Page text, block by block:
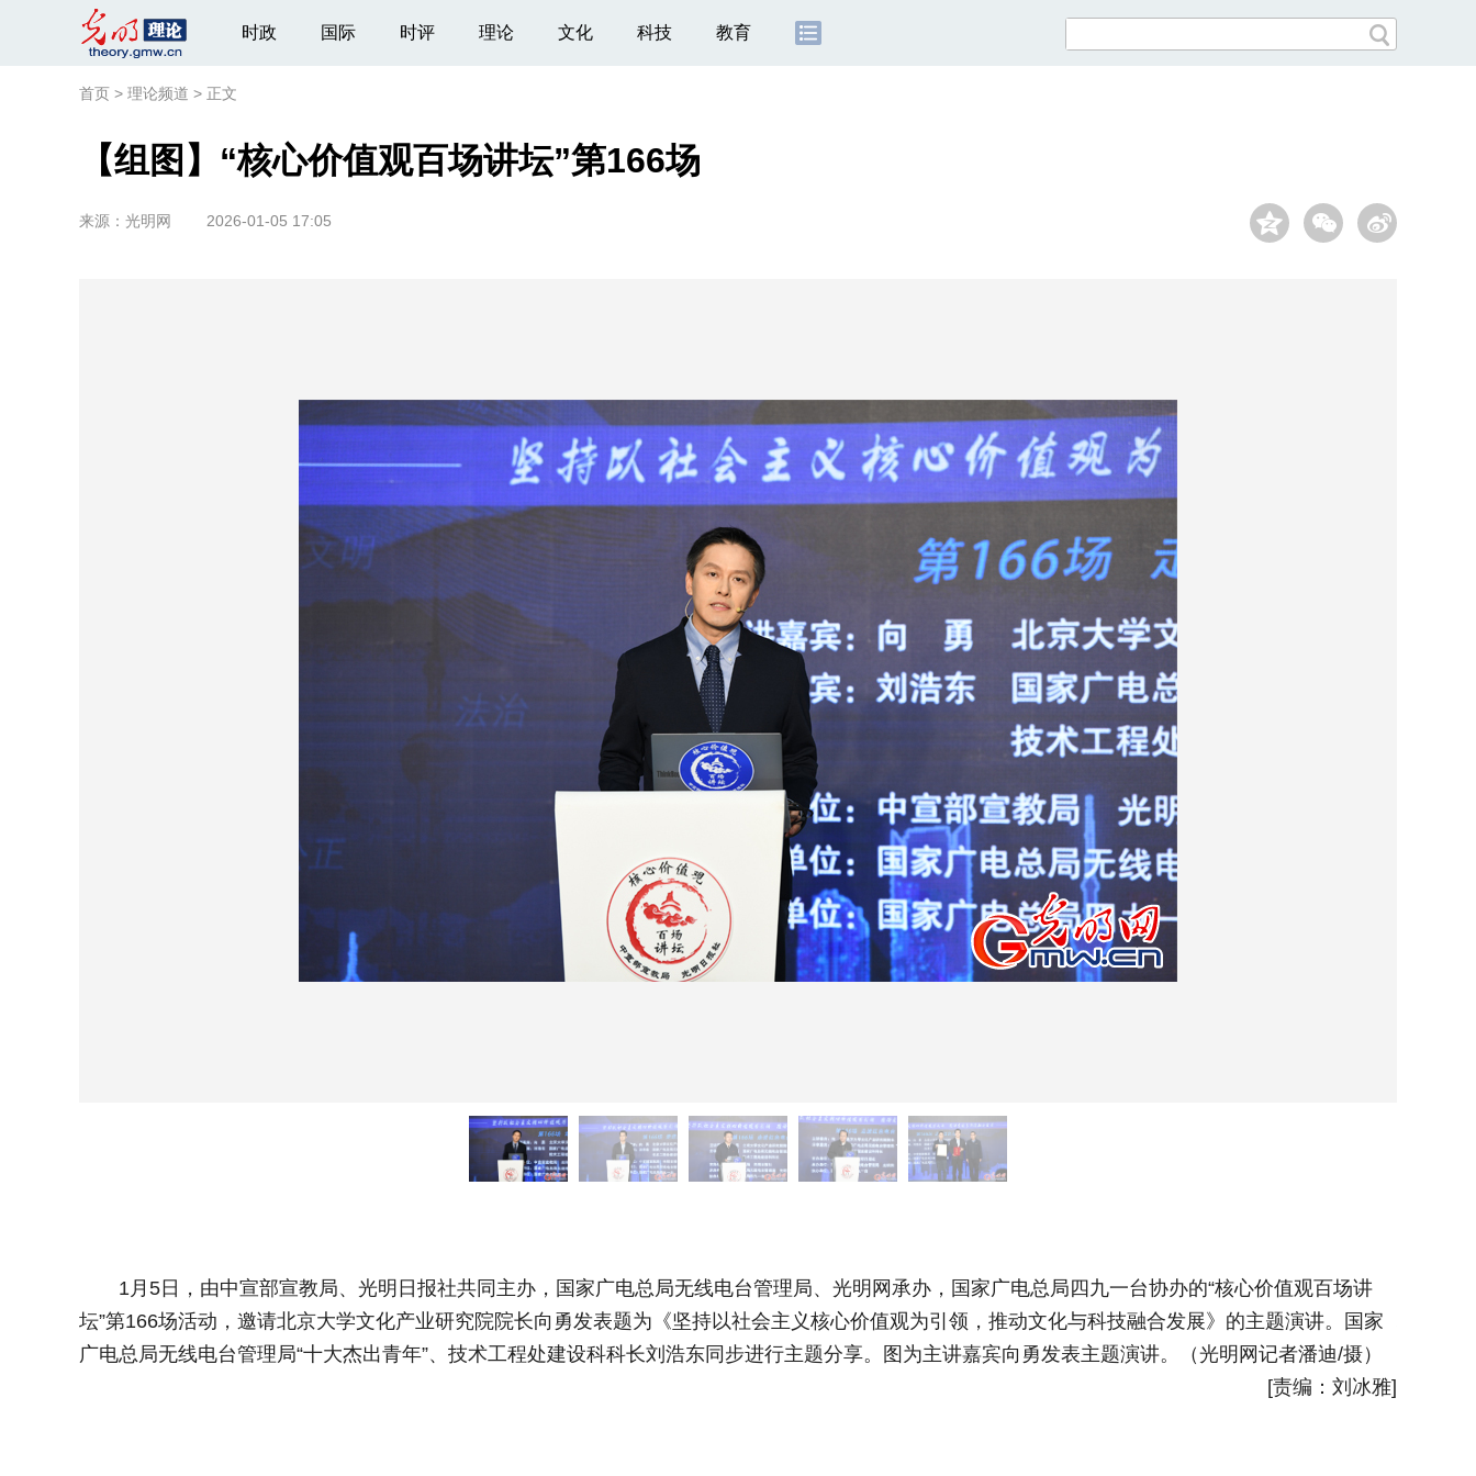
时政 国际 时评 理论 文化 科技 教育
首页 > 理论频道 > 正文
【组图】“核心价值观百场讲坛”第166场
来源： 光明网 2026-01-05 17:05
1月5日，由中宣部宣教局、光明日报社共同主办，国家广电总局无线电台管理局、光明网承办，国家广电总局四九一台协办的“核心价值观百场讲
坛”第166场活动，邀请北京大学文化产业研究院院长向勇发表题为《坚持以社会主义核心价值观为引领，推动文化与科技融合发展》的主题演讲。国家
广电总局无线电台管理局“十大杰出青年”、技术工程处建设科科长刘浩东同步进行主题分享。图为主讲嘉宾向勇发表主题演讲。
（光明网记者潘迪/摄）
[责编：刘冰雅]